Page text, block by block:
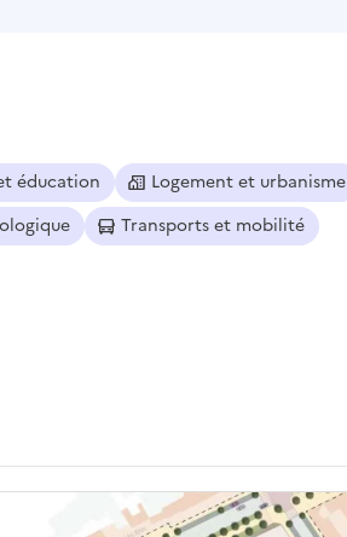
éducation
Logement et urbanisme
Transports et mobilité